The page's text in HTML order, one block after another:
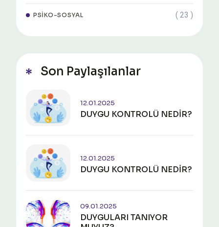
PSIKO-SOSYAL ( 23 )
Son Paylaşılanlar
12.01.2025
DUYGU KONTROLÜ NEDİR?
12.01.2025
DUYGU KONTROLÜ NEDİR?
09.01.2025
​​​​​​​DUYGULARI TANIYOR